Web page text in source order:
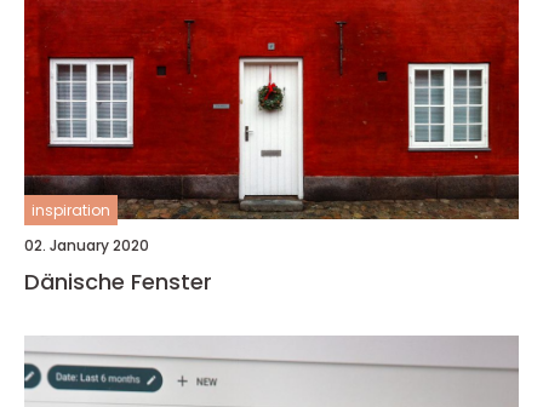
inspiration
02. January 2020
Dänische Fenster